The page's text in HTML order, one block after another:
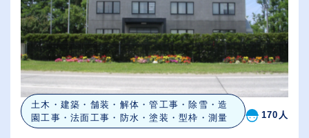
土木・建築・舗装・解体・管工事・除雪・造
園工事・法面工事・防水・塗装・型枠・測量
170人